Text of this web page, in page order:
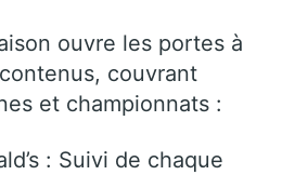
ouvre les portes à
couvrant
et championnats :
: Suivi de chaque